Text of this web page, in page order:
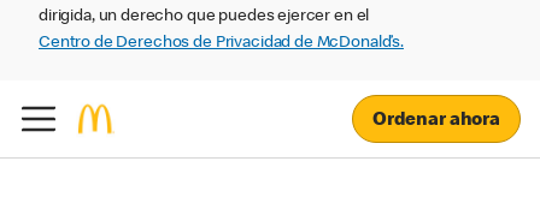
dirigida, un derecho que puedes ejercer en el
Centro de Derechos de Privacidad de McDonald’s.
Ordenar ahora